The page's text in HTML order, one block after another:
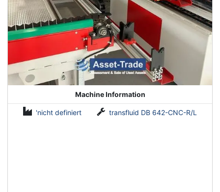
Machine Information
'nicht definiert transfluid DB 642-CNC-R/L